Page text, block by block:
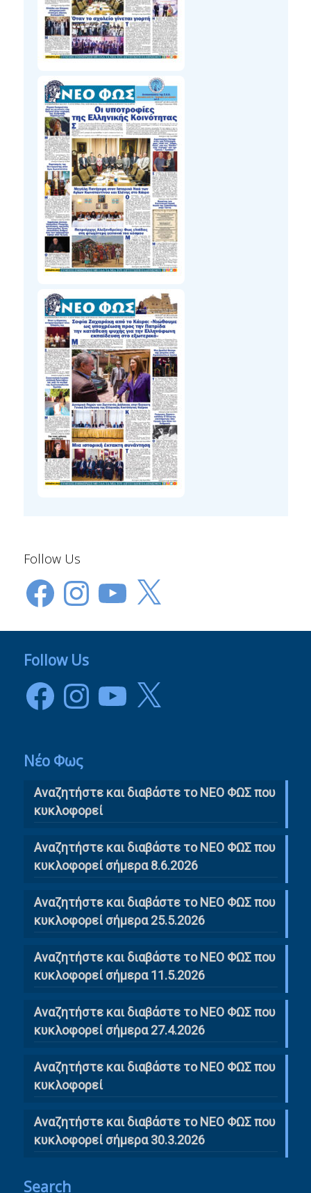
Follow Us
FacebookInstagramYouTube
X
Follow Us
FacebookInstagramYouTube
X
Νέο Φως
Αναζητήστε και διαβάστε το NΕΟ ΦΩΣ που
κυκλοφορεί
Αναζητήστε και διαβάστε το ΝΕΟ ΦΩΣ που
κυκλοφορεί σήμερα 8.6.2026
Αναζητήστε και διαβάστε το ΝΕΟ ΦΩΣ που
κυκλοφορεί σήμερα 25.5.2026
Αναζητήστε και διαβάστε το ΝΕΟ ΦΩΣ που
κυκλοφορεί σήμερα 11.5.2026
Αναζητήστε και διαβάστε το ΝΕΟ ΦΩΣ που
κυκλοφορεί σήμερα 27.4.2026
Αναζητήστε και διαβάστε το ΝΕΟ ΦΩΣ που
κυκλοφορεί
Αναζητήστε και διαβάστε το ΝΕΟ ΦΩΣ που
κυκλοφορεί σήμερα 30.3.2026
Search